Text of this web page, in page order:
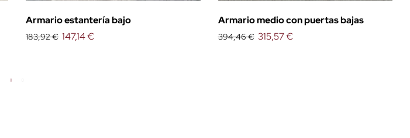
Armario estantería bajo
183,92 € 147,14 €
Armario medio con puertas bajas
394,46 € 315,57 €